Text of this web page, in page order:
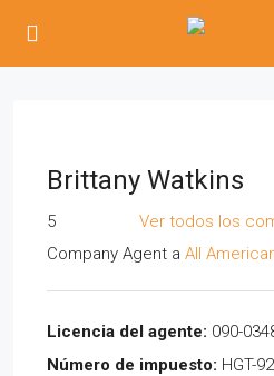
Brittany Watkins
5
Ver todos los
Company Agent a All
Licencia del agente: 090-
Número de impuesto: HGT-